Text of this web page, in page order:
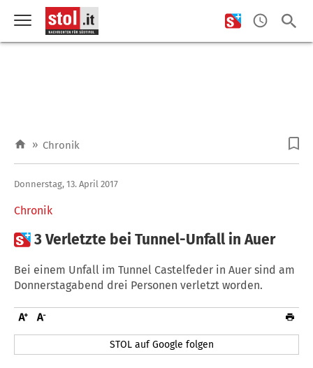
» Chronik
Chronik
Donnerstag, 13. April 2017
3 Verletzte bei Tunnel-Unfall in Auer
Bei einem Unfall im Tunnel Castelfeder in Auer sind am
Donnerstagabend drei Personen verletzt worden.
STOL auf Google folgen